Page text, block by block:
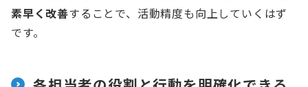
素早く改善することで、活動精度も向上していくはず
です。